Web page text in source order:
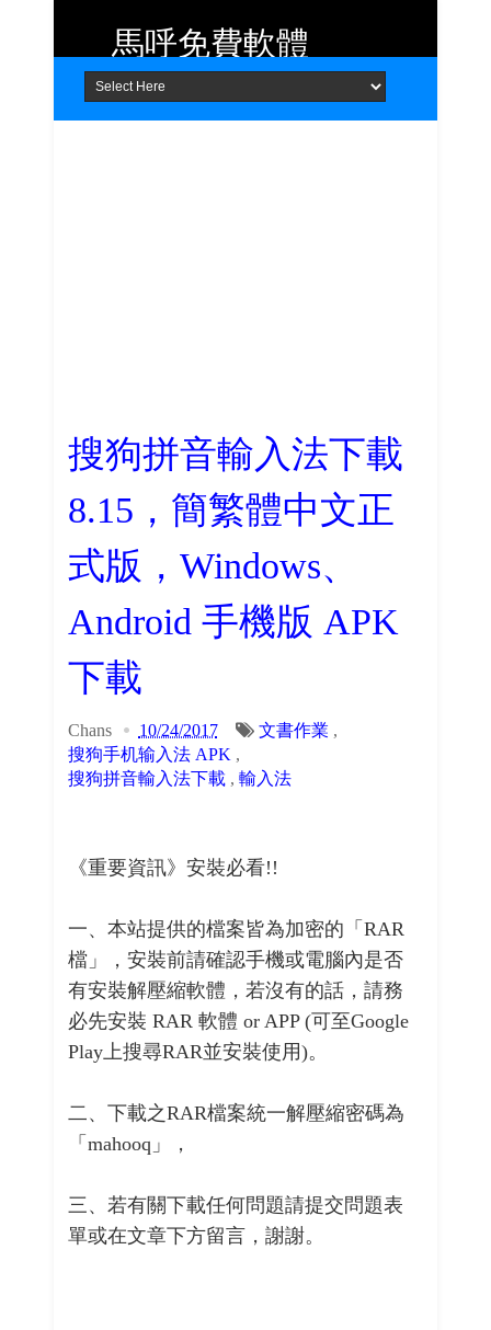
Home About Contact
馬呼免費軟體
提供 Android、iOS 好用的手機應用
程式及 Windows 免費軟體
搜狗拼音輸入法下載
8.15，簡繁體中文正
式版，Windows、
Android 手機版 APK
下載
Chans 10/24/2017 文書作業 ,
搜狗手机输入法 APK ,
搜狗拼音輸入法下載, 輸入法
《重要資訊》安裝必看!!
一、本站提供的檔案皆為加密的「RAR
檔」，安裝前請確認手機或電腦內是否
有安裝解壓縮軟體，若沒有的話，請務
必先安裝 RAR 軟體 or APP (可至Google
Play上搜尋RAR並安裝使用)。
二、下載之RAR檔案統一解壓縮密碼為
「mahooq」，
三、若有關下載任何問題請提交問題表
單或在文章下方留言，謝謝。